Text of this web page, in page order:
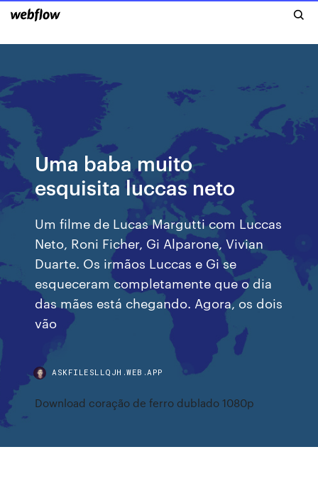
Uma baba muito
esquisita luccas neto
Um filme de Lucas Margutti com Luccas
Neto, Roni Ficher, Gi Alparone, Vivian
Duarte. Os irmãos Luccas e Gi se
esqueceram completamente que o dia
das mães está chegando. Agora, os dois
vão
ASKFILESLLQJH.WEB.APP
Download coração de ferro dublado 1080p